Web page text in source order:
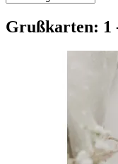
Grußkarten: 1